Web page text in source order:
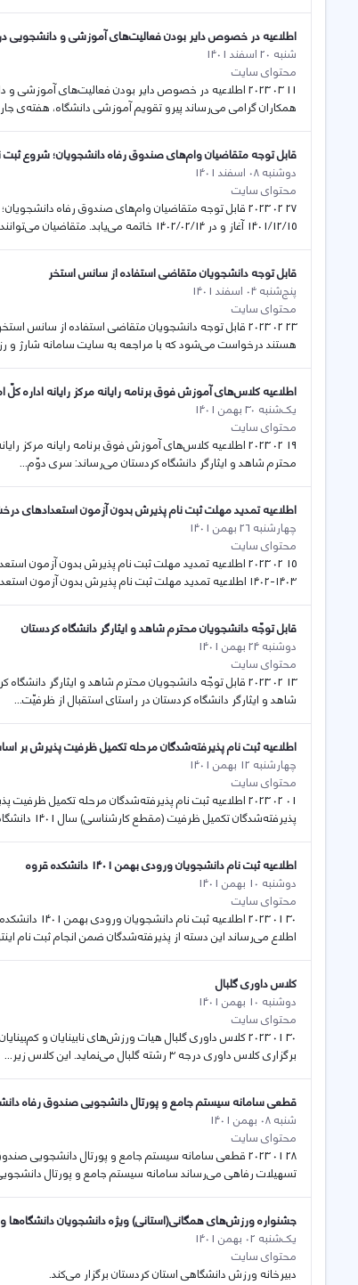
اطلاعیه در خصوص دایر بودن فعالیت‌های آموزشی و دانشجویی در هفته‌ی جاری
شنبه 20 اسفند 1401
محتوای سایت
همکاران گرامی می‌رساند پیرو تقویم آموزشی دانشگاه، هفته‌ی جاری (۲۰
قابل توجه متقاضیان وام‌های صندوق رفاه دانشجویان؛ شروع
دوشنبه 08 اسفند 1401
محتوای سایت
27 02 2023 قابل توجه متقاضیان وام‌های صندوق رفاه
1401/12/15 آغاز و در 1402/02/14 خاتمه می‌یابد. متقاضیان می‌توانند از طریق...
قابل توجه دانشجویان متقاضی استفاده از سانس استخر
پنج‌شنبه 04 اسفند 1401
محتوای سایت
23 02 2023 قابل توجه دانشجویان متقاضی استفاده از
هستند درخواست می‌شود که با مراجعه به سایت سامانه شارژ و
اطلاعیه کلاس‌های آموزش فوق برنامه رایانه مرکز رایانه اداره
یک‌شنبه 30 بهمن 1401
محتوای سایت
19 02 2023 اطلاعیه کلاس‌های آموزش فوق برنامه رایانه
محترم شاهد و ایثارگر دانشگاه کردستان می‌‌رساند: سری دوّم...
اطلاعیه تمدید مهلت ثبت نام پذیرش بدون آزمون استعدادهای
چهارشنبه 26 بهمن 1401
محتوای سایت
15 02 2023 اطلاعیه تمدید مهلت ثبت نام پذیرش بدون
۱۴۰۳-۱۴۰۲ اطلاعیه تمدید مهلت ثبت نام پذیرش بدون آزمون استعدادهای درخشان...
قابل توجّه دانشجویان محترم شاهد و ایثارگر دانشگاه کردستان
دوشنبه 24 بهمن 1401
محتوای سایت
13 02 2023 قابل توجّه دانشجویان محترم شاهد و ایثارگر
شاهد و ایثارگر دانشگاه کردستان در راستای استقبال از ظرفیّت...
اطلاعیه ثبت نام پذیرفته‌شدگان مرحله تکمیل ظرفیت پذیرش بر اساس سوابق
چهارشنبه 12 بهمن 1401
محتوای سایت
پذیرفته‌شدگان تکمیل ظرفیت (مقطع کارشناسی) سال 1401 دانشگاه کردستان...
اطلاعیه ثبت نام دانشجویان ورودی بهمن 1401 دانشکده قروه
دوشنبه 10 بهمن 1401
محتوای سایت
اطلاع می‌رساند این دسته از پذیرفته‌شدگان ضمن انجام ثبت نام
کلاس داوری گلبال
دوشنبه 10 بهمن 1401
محتوای سایت
30 01 2023 کلاس داوری گلبال هیات ورزش‌های نابینایان و
برگزاری کلاس داوری درجه ۳ رشته گلبال می‌نماید. این کلاس زیر...
قطعی سامانه سیستم جامع و پورتال دانشجویی صندوق رفاه
شنبه 08 بهمن 1401
محتوای سایت
28 01 2023 قطعی سامانه سیستم جامع و پورتال دانشجویی
تسهیلات رفاهی می‌رساند سامانه سیستم جامع و پورتال
جشنواره ورزش‌های همگانی(استانی) ویژه دانشجویان
یک‌شنبه 02 بهمن 1401
محتوای سایت
دبیرخانه ورزش دانشگاهی استان کردستان برگزار می‌کند.